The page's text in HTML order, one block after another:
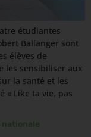
étudiantes
Ballanger sont
élèves de
les sensibiliser aux
la santé et les
« Like ta vie, pas
nationale